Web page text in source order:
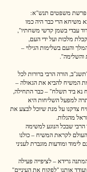
פרשת משפטים תנש"א:
משיחא הרי כבר היה כמו
עבדי בשמן קדשי משחתיו",
מלכות ועל ידי העם,
והעם בשלימות הגילוי –
והשלימה".
הורה הרבי ברורות לכל
המשיח להביא את הגאולה –
נא ביד תשלח" – כבר התחילה,
למפעל השליחות היא
צדקנו על מנת שיוכל לבצע את
מהגלות.
הרבי שבכל הנוגע למשימה
לקראת המשיח – כולנו
לימוד ומודעות מוגברת לעניני
גרידא – לציפייה פעילה
אותנו "לפקוח את העיניים"